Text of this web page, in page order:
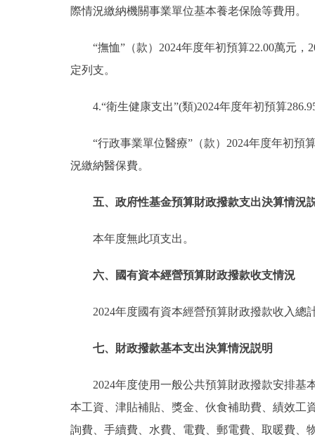
際情況繳納機關事業單位基本養老保險等費用。
“撫恤”（款）2024年度年初預算22.00萬元
定列支。
4.“衛生健康支出”(類)2024年度年初預算
“行政事業單位醫療”（款）2024年度年初預
況繳納醫保費。
五、政府性基金預算財政撥款支出決算情況
本年度無此項支出。
六、國有資本經營預算財政撥款收支情況
2024年度國有資本經營預算財政撥款收入總
七、財政撥款基本支出決算情況説明
2024年度使用一般公共預算財政撥款安排基
本工資、津貼補貼、獎金、伙食補助費、績效工
詢費、手續費、水費、電費、郵電費、取暖費、